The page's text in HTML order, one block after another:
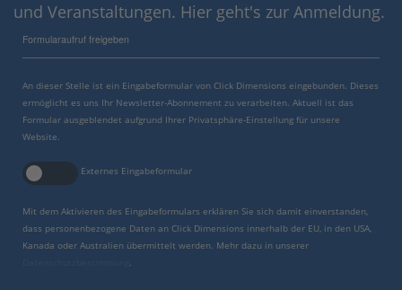
und Veranstaltungen. Hier geht's zur Anmeldung.
Formularaufruf freigeben
An dieser Stelle ist ein Eingabeformular von Click Dimensions eingebunden. Dieses
ermöglicht es uns Ihr Newsletter-Abonnement zu verarbeiten. Aktuell ist das
Formular ausgeblendet aufgrund Ihrer Privatsphäre-Einstellung für unsere
Website.
Externes Eingabeformular
Mit dem Aktivieren des Eingabeformulars erklären Sie sich damit einverstanden,
dass personenbezogene Daten an Click Dimensions innerhalb der EU, in den USA,
Kanada oder Australien übermittelt werden. Mehr dazu in unserer